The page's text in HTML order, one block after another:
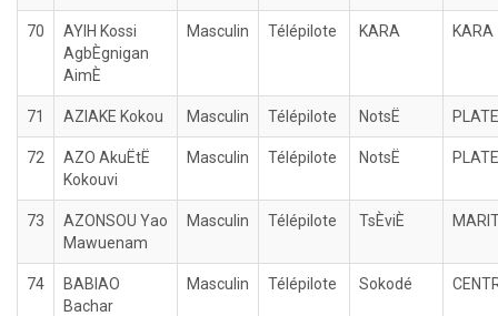
70
AYIH Kossi
AgbÈgnigan
AimÈ
Masculin Télépilote KARA KARA
71 AZIAKE Kokou Masculin Télépilote NotsË
72
AZO AkuËtË
Kokouvi
Masculin Télépilote NotsË
73
AZONSOU Yao
Mawuenam
Masculin Télépilote TsÈviÈ
74
BABIAO
Bachar
Masculin Télépilote Sokodé